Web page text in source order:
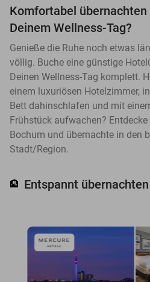
Komfortabel übernachten
Deinem Wellness-Tag?
Genieße die Ruhe noch etwas
völlig. Buche eine günstige
Deinen Wellness-Tag komplett.
einem luxuriösen Hotelzimmer,
Bett dahinschlafen und mit
Frühstück aufwachen?
Bochum und übernachte in den
Stadt/Region.
🏨 Entspannt